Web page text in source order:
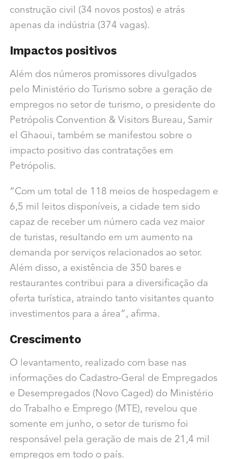
construção civil (34 novos postos) e atrás
apenas da indústria (374 vagas).
Impactos positivos
Além dos números promissores divulgados
pelo Ministério do Turismo sobre a geração de
empregos no setor de turismo, o presidente do
Petrópolis Convention & Visitors Bureau, Samir
el Ghaoui, também se manifestou sobre o
impacto positivo das contratações em
Petrópolis.
“Com um total de 118 meios de hospedagem e
6,5 mil leitos disponíveis, a cidade tem sido
capaz de receber um número cada vez maior
de turistas, resultando em um aumento na
demanda por serviços relacionados ao setor.
Além disso, a existência de 350 bares e
restaurantes contribui para a diversificação da
oferta turística, atraindo tanto visitantes quanto
investimentos para a área”, afirma.
Crescimento
O levantamento, realizado com base nas
informações do Cadastro-Geral de Empregados
e Desempregados (Novo Caged) do Ministério
do Trabalho e Emprego (MTE), revelou que
somente em junho, o setor de turismo foi
responsável pela geração de mais de 21,4 mil
empregos em todo o país.